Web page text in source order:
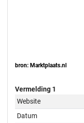
bron: Marktplaats.nl
Vermelding 1
Website
Datum